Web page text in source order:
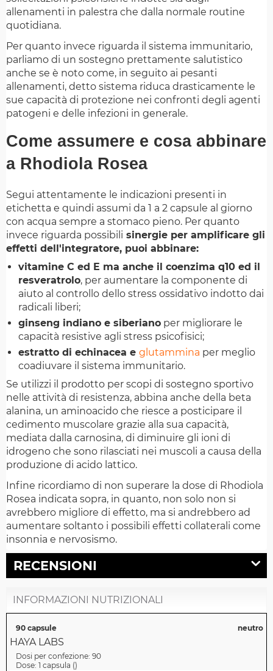
allenamenti in palestra che dalla normale routine
quotidiana.
Per quanto invece riguarda il sistema immunitario,
parliamo di un sostegno prettamente salutistico
anche se è noto come, in seguito ai pesanti
allenamenti, detto sistema riduca drasticamente le
sue capacità di protezione nei confronti degli agenti
patogeni e delle infezioni in generale.
Come assumere e cosa abbinare
a Rhodiola Rosea
Segui attentamente le indicazioni presenti in
etichetta e quindi assumi da 1 a 2 capsule al giorno
con acqua sempre a stomaco pieno. Per quanto
invece riguarda possibili sinergie per amplificare gli
effetti dell'integratore, puoi abbinare:
vitamine C ed E ma anche il coenzima q10 ed il
resveratrolo, per aumentare la componente di
aiuto al controllo dello stress ossidativo indotto dai
radicali liberi;
ginseng indiano e siberiano per migliorare le
capacità resistive agli stress psicofisici;
estratto di echinacea e glutammina per meglio
coadiuvare il sistema immunitario.
Se utilizzi il prodotto per scopi di sostegno sportivo
nelle attività di resistenza, abbina anche della beta
alanina, un aminoacido che riesce a posticipare il
cedimento muscolare grazie alla sua capacità,
mediata dalla carnosina, di diminuire gli ioni di
idrogeno che sono rilasciati nei muscoli a causa della
produzione di acido lattico.
Infine ricordiamo di non superare la dose di Rhodiola
Rosea indicata sopra, in quanto, non solo non si
avrebbero migliore di effetto, ma si andrebbero ad
aumentare soltanto i possibili effetti collaterali come
insonnia e nervosismo.
RECENSIONI
INFORMAZIONI NUTRIZIONALI
90 capsule neutro
HAYA LABS
Dosi per confezione: 90
Dose: 1 capsula ()